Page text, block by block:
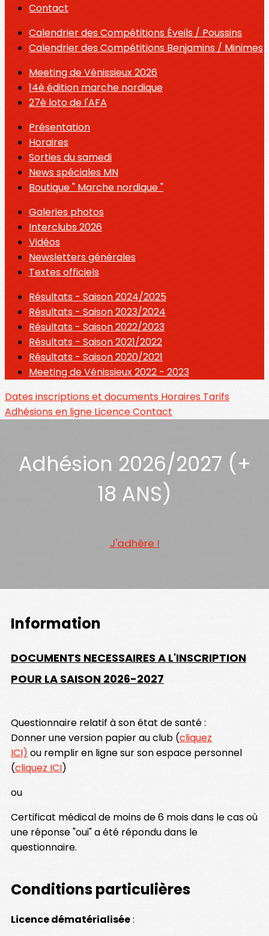
Contact
Calendrier des Compétitions Éveils / Poussins
Calendrier des Compétitions Benjamins / Minimes
Meeting de Vénissieux 2026
14è édition marche nordique
27è loto de l'AFA
Présentation
Horaires
Sorties du samedi
News spéciales MN
Boutique " Marche nordique "
Galeries photos
Interclubs 2026
Vidéos
Newsletters générales
Textes officiels
Résultats - Saison 2024/2025
Résultats - Saison 2023/2024
Résultats - Saison 2022/2023
Résultats - Saison 2021/2022
Résultats - Saison 2020/2021
Meeting de Vénissieux 2022 - 2023
Dates inscriptions et documents Horaires Tarifs
Adhésions en ligne LicenceContact
Adhésion 2026/2027 (+
18 ANS)
J'adhère !
Information
DOCUMENTS NECESSAIRES A L'INSCRIPTION
POUR LA SAISON 2026-2027
Questionnaire relatif à son état de santé :
Donner une version papier au club (cliquez
ICI) ou remplir en ligne sur son espace personnel
(cliquez ICI)
ou
Certificat médical de moins de 6 mois dans le cas où
une réponse "oui" a été répondu dans le
questionnaire.
Conditions particulières
Licence dématérialisée: